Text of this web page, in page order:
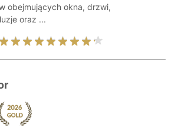
obejmujących okna, drzwi,
oraz ...